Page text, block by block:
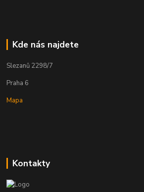
Kde nás najdete
Slezanů 2298/7
Praha 6
Mapa
Kontakty